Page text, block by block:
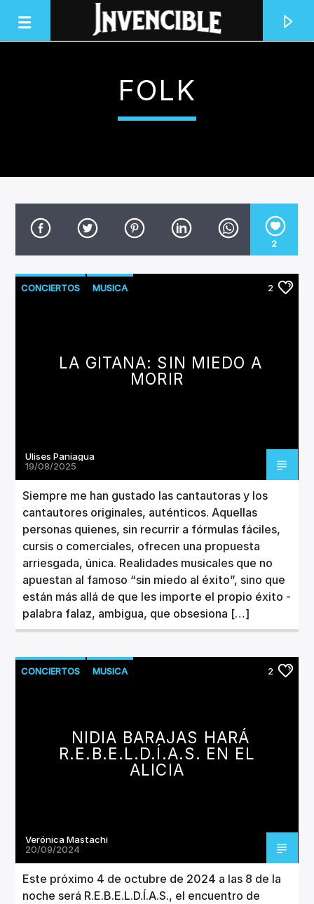
INVENCIBLE RADIO
JUNTOS SOMOS INVENCIBLES
ARTISTA
Invencible Radio
FOLK
2
CONCIERTOS MUSICA 2
LA GITANA: SIN MIEDO A
MORIR
Ulises Paniagua
19/08/2025
Siempre me han gustado las cantautoras y los
cantautores originales, auténticos. Aquellas
personas quienes, sin recurrir a fórmulas fáciles,
cursis o comerciales, ofrecen una propuesta
arriesgada, única. Realidades musicales que no
apuestan al famoso “sin miedo al éxito”, sino que
están más allá de que les importe el propio éxito -
palabra falaz, ambigua, que obsesiona […]
CONCIERTOS MUSICA 2
NIDIA BARAJAS HARÁ
R.E.B.E.L.D.Í.A.S. EN EL
ALICIA
Verónica Mastachi
20/09/2024
Este próximo 4 de octubre de 2024 a las 8 de la
noche será R.E.B.E.L.D.Í.A.S., el encuentro de